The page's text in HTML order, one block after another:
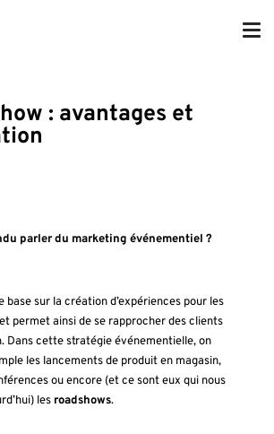
: avantages et
parler du marketing événementiel ?
base sur la création d’expériences pour les
permet ainsi de se rapprocher des clients
Dans cette stratégie événementielle, on
les lancements de produit en magasin,
ou encore (et ce sont eux qui nous
les roadshows.